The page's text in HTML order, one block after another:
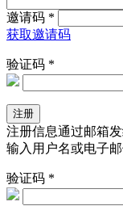
邀请码 *
获取邀请码
验证码 *
注册信息通过邮箱
输入用户名或电子
验证码 *